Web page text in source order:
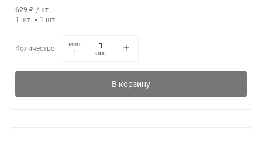
629 ₽ /шт.
1 шт. = 1 шт.
Количество:
мин.
1
шт.
В корзину